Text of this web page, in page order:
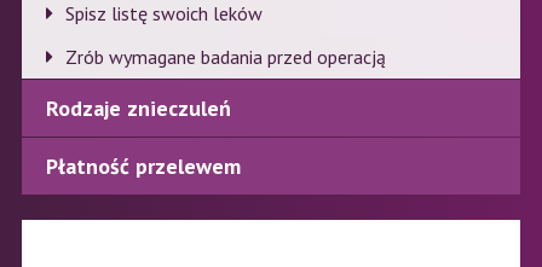
Spisz listę swoich leków
Zrób wymagane badania przed operacją
Rodzaje znieczuleń
Płatność przelewem